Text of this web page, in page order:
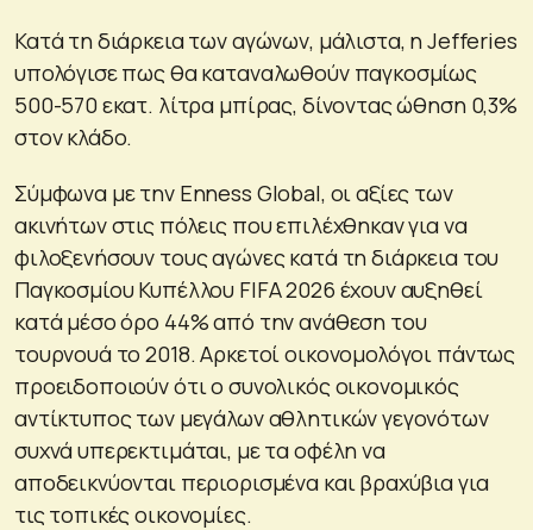
Κατά τη διάρκεια των αγώνων, μάλιστα, η Jefferies
υπολόγισε πως θα καταναλωθούν παγκοσμίως
500-570 εκατ. λίτρα μπίρας, δίνοντας ώθηση 0,3%
στον κλάδο.
Σύμφωνα με την Enness Global, οι αξίες των
ακινήτων στις πόλεις που επιλέχθηκαν για να
φιλοξενήσουν τους αγώνες κατά τη διάρκεια του
Παγκοσμίου Κυπέλλου FIFA 2026 έχουν αυξηθεί
κατά μέσο όρο 44% από την ανάθεση του
τουρνουά το 2018. Αρκετοί οικονομολόγοι πάντως
προειδοποιούν ότι ο συνολικός οικονομικός
αντίκτυπος των μεγάλων αθλητικών γεγονότων
συχνά υπερεκτιμάται, με τα οφέλη να
αποδεικνύονται περιορισμένα και βραχύβια για
τις τοπικές οικονομίες.